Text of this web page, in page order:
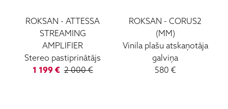
ROKSAN -ATTESSA
STREAMING
AMPLIFIER
Stereo pastiprinātājs
1 199€ 2 000€
ROKSAN -CORUS2
(MM)
Vinila plašu atskaņotāja
galviņa
580 €